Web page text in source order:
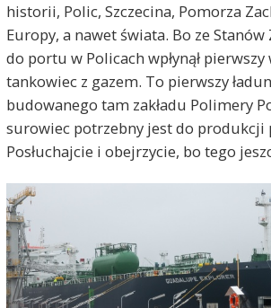
historii, Polic, Szczecina, Pomorza
Europy, a nawet świata. Bo ze
do portu w Policach wpłynął
tankowiec z gazem. To pierwszy
budowanego tam zakładu Polimery
surowiec potrzebny jest do produkcji
Posłuchajcie i obejrzycie, bo tego